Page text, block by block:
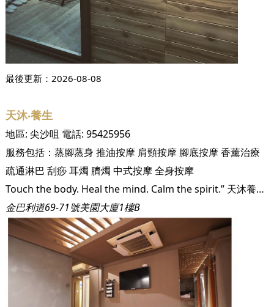
最後更新： 2026-08-08
天沐‧養生
地區: 尖沙咀 電話: 95425956
服務包括： 蒸腳蒸身推油按摩 肩頸按摩 腳底按摩香薰治療
疏通淋巴 刮痧耳燭 臍燭 中式按摩全身按摩
Touch the body. Heal the mind. Calm the spirit.” 天沐養生為你提供一個放鬆身心靈既地方，由年輕人經營，用心服務，單次銷費，絕不硬銷。本店設有韓式汗蒸房、足部薰蒸、按摩推拿，歡迎預約。
金巴利道69-71號美園大廈1樓B